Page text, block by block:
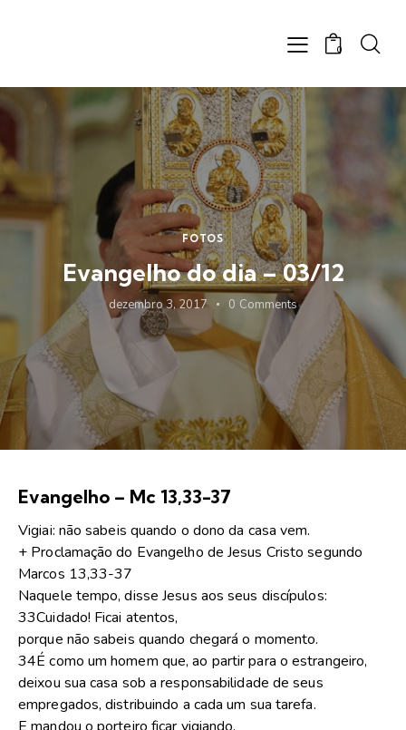
0
FOTOS
Evangelho do dia – 03/12
dezembro 3, 2017 0 Comments
Evangelho – Mc 13,33-37
Vigiai: não sabeis quando o dono da casa vem.
+ Proclamação do Evangelho de Jesus Cristo segundo
Marcos 13,33-37
Naquele tempo, disse Jesus aos seus discípulos:
33Cuidado! Ficai atentos,
porque não sabeis quando chegará o momento.
34É como um homem que, ao partir para o estrangeiro,
deixou sua casa sob a responsabilidade de seus
empregados, distribuindo a cada um sua tarefa.